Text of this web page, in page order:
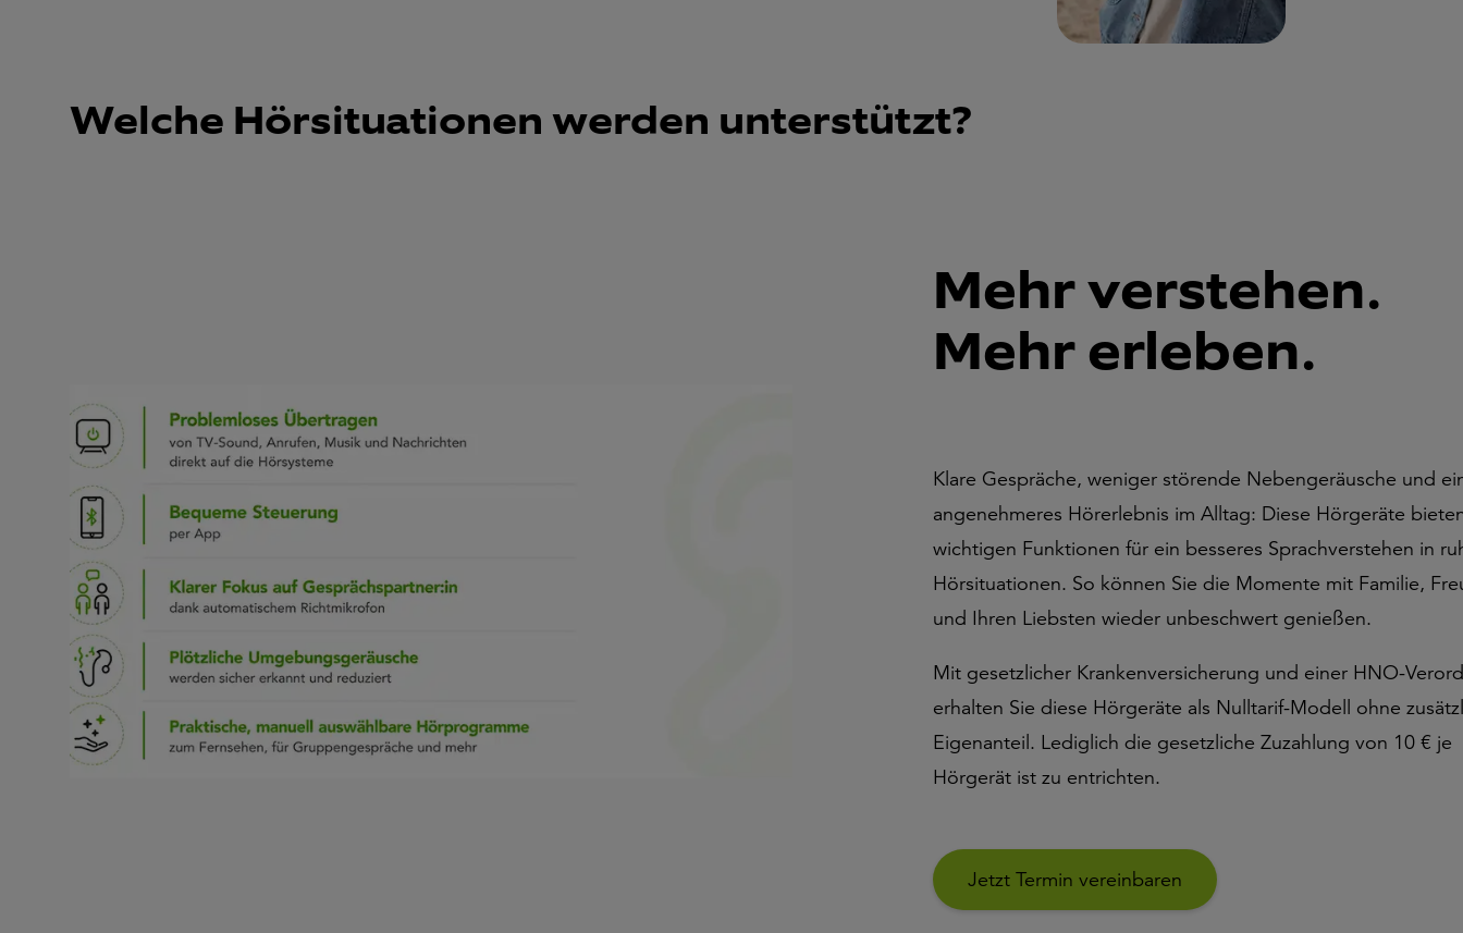
Welche Hörsituationen werden unterstützt?
Mehr verstehen.
Mehr erleben.
Klare Gespräche, weniger störende Nebengeräusche und
angenehmeres Hörerlebnis im Alltag: Diese Hörgeräte
wichtigen Funktionen für ein besseres Sprachverstehen in
Hörsituationen. So können Sie die Momente mit Familie,
und Ihren Liebsten wieder unbeschwert genießen.
Mit gesetzlicher Krankenversicherung und einer HNO-
erhalten Sie diese Hörgeräte als Nulltarif-Modell ohne
Eigenanteil. Lediglich die gesetzliche Zuzahlung von 10 € je
Hörgerät ist zu entrichten.
Jetzt Termin vereinbaren